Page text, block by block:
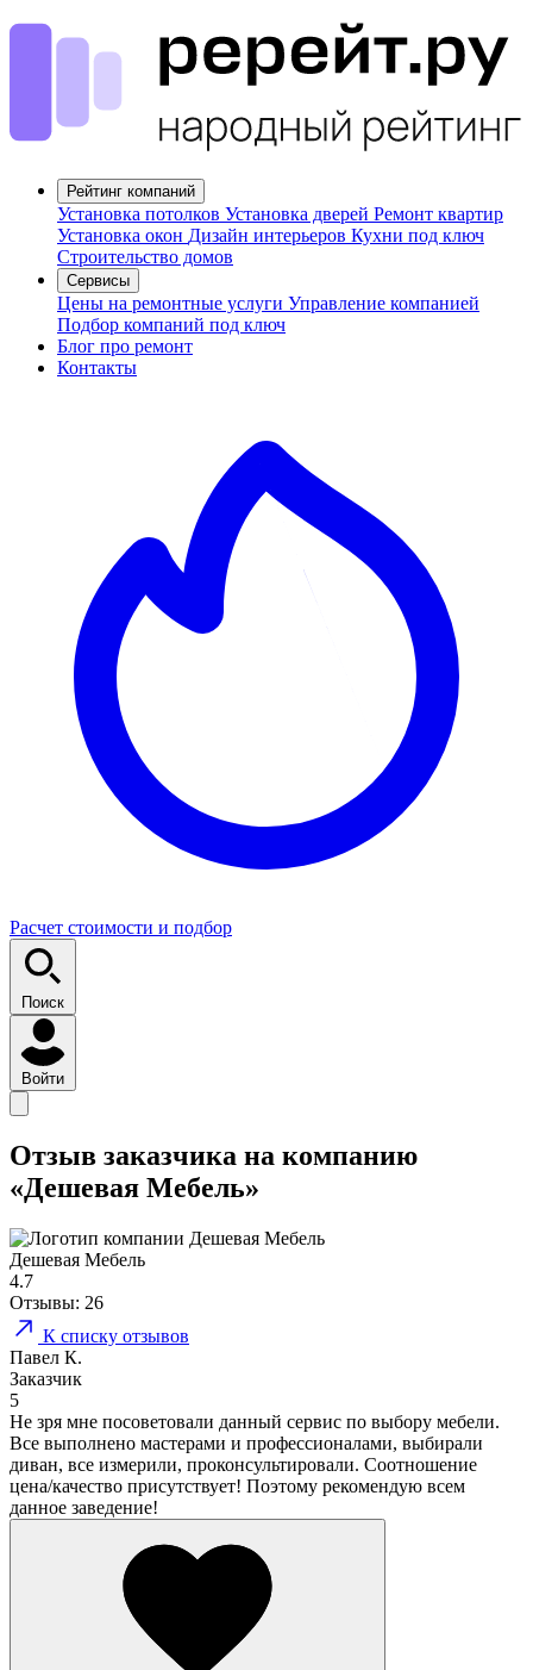
Рейтинг компаний
Установка потолков Установка дверей Ремонт квартир
Установка окон Дизайн интерьеров Кухни под ключ
Строительство домов
Сервисы
Цены на ремонтные услуги Управление компанией
Подбор компаний под ключ
Блог про ремонт
Контакты
Расчет стоимости и подбор
Поиск
Войти
Отзыв заказчика на компанию
«Дешевая Мебель»
Дешевая Мебель
4.7
Отзывы: 26
К списку отзывов
Павел К.
Заказчик
5
Не зря мне посоветовали данный сервис по выбору мебели.
Все выполнено мастерами и профессионалами, выбирали
диван, все измерили, проконсультировали. Соотношение
цена/качество присутствует! Поэтому рекомендую всем
данное заведение!